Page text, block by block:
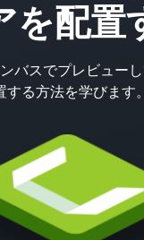
を配置
バスでプレビュー
する方法を学びます。